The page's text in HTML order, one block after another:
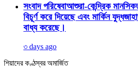
সংবাদ পরিষেবাআশুরা-কেন্দ্রিক
বিচূর্ণ করে দিয়েছে এবং মার্কিন
বাধ্য করেছে।
৩ days ago
শিয়াদের কণ্ঠস্বর অমার্জিত